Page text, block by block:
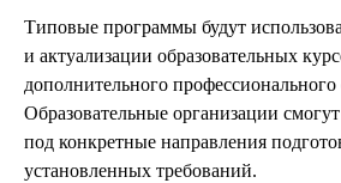
Типовые программы будут
и актуализации образовательных
дополнительного профессионального
Образовательные организации
под конкретные направления
установленных требований.